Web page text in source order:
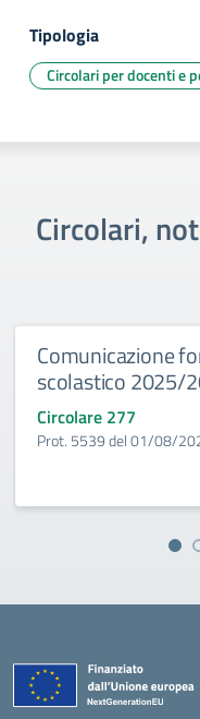
Tipologia
Circolari per docenti e
Circolari,
Comunicazione
scolastico 2025/
Circolare 277
Prot. 5539 del 01/08/